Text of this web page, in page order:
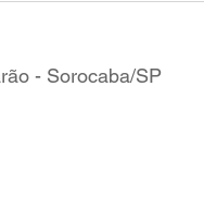
- Sorocaba/SP